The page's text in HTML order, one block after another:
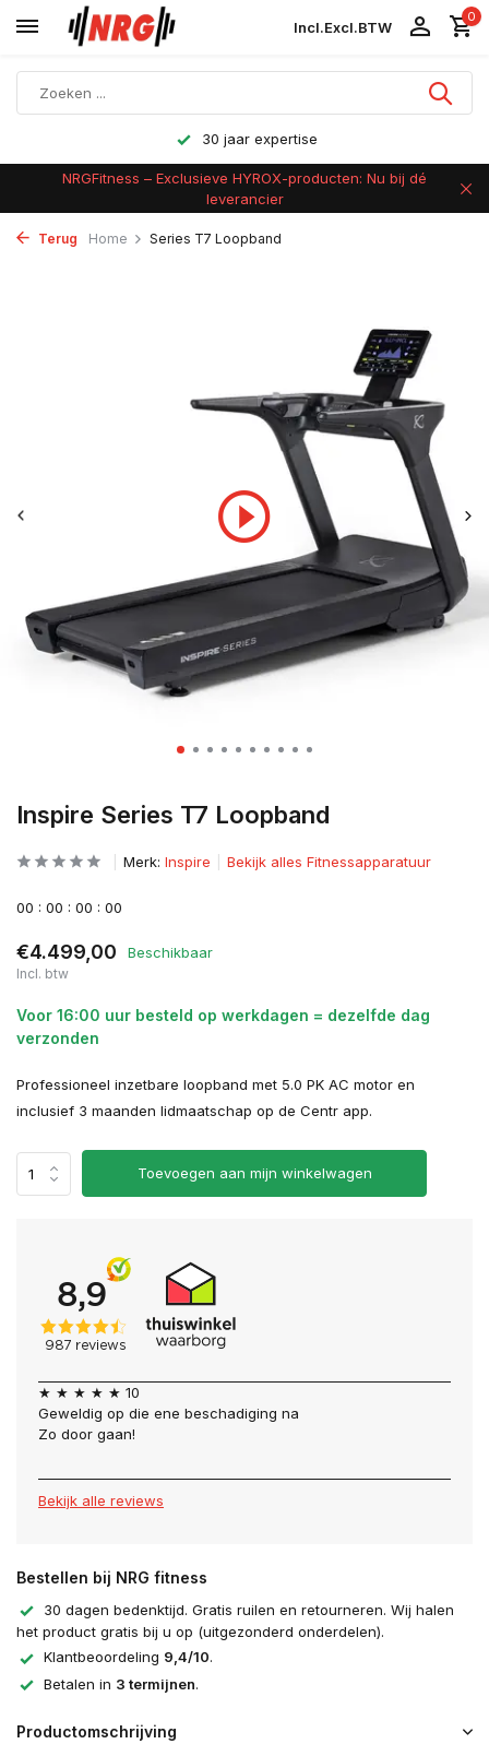
Incl.Excl.BTW
0
30 jaar expertise
NRGFitness – Exclusieve HYROX-producten: Nu bij dé
leverancier
Terug Home Series T7 Loopband
Inspire Series T7 Loopband
Merk: Inspire Bekijk alles Fitnessapparatuur
00 : 00 : 00 : 00
€4.499,00 Beschikbaar
Incl. btw
Voor 16:00 uur besteld op werkdagen = dezelfde dag
verzonden
Professioneel inzetbare loopband met 5.0 PK AC motor en
inclusief 3 maanden lidmaatschap op de Centr app.
Toevoegen aan mijn winkelwagen
★ ★ ★ ★ ★ 10
Geweldig op die ene beschadiging na
Zo door gaan!
Bekijk alle reviews
Bestellen bij NRG fitness
30 dagen bedenktijd. Gratis ruilen en retourneren. Wij halen
het product gratis bij u op (uitgezonderd onderdelen).
Klantbeoordeling 9,4/10.
Betalen in 3 termijnen.
Productomschrijving